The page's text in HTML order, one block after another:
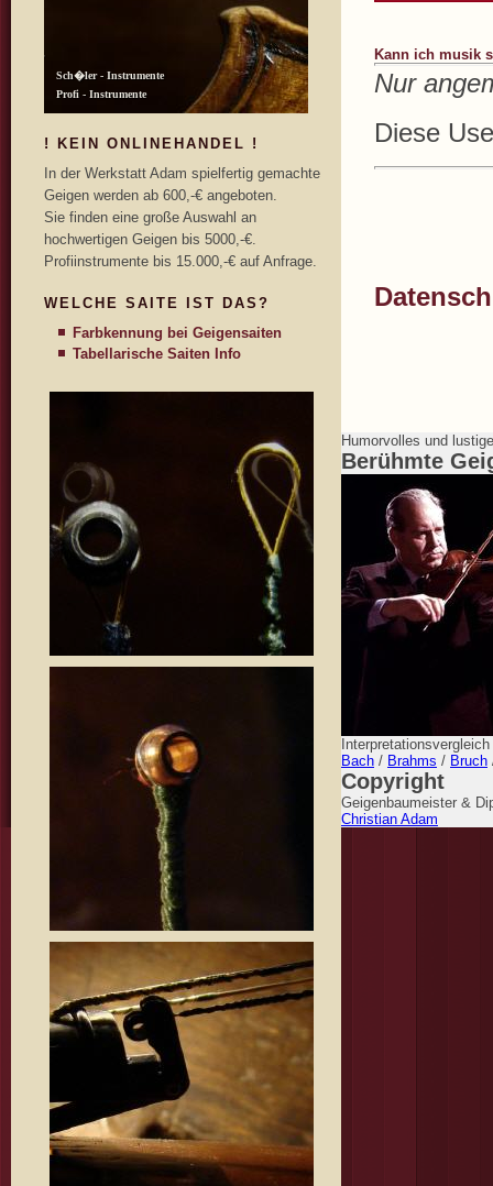
Kann ich musik
Nur
Diese
! KEIN ONLINEHANDEL !
In der Werkstatt Adam spielfertig gemachte
Geigen werden ab 600,-€ angeboten.
Sie finden eine große Auswahl an
hochwertigen Geigen bis 5000,-€.
Profiinstrumente bis 15.000,-€ auf Anfrage.
WELCHE SAITE IST DAS?
Farbkennung bei Geigensaiten
Tabellarische Saiten Info
Humorvolles und
Berühmte
Bach / Brahms / Bruch
Copyright
Geigenbaumeister &
Christian Adam